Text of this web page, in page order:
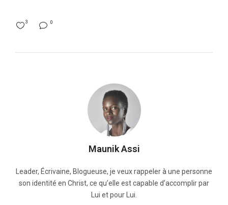
0
3
Maunik Assi
Leader, Écrivaine, Blogueuse, je veux rappeler à une personne
son identité en Christ, ce qu’elle est capable d’accomplir par
Lui et pour Lui.